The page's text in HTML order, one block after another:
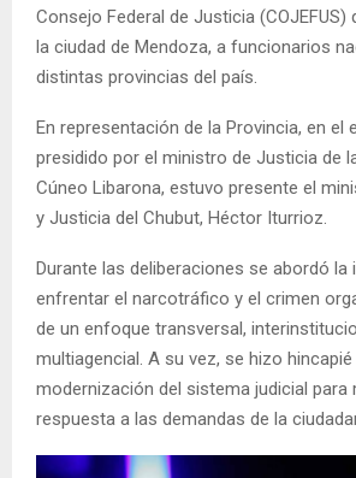
Consejo Federal de Justicia (COJEFUS)
la ciudad de Mendoza, a funcionarios
distintas provincias del país.
En representación de la Provincia, en el
presidido por el ministro de Justicia de
Cúneo Libarona, estuvo presente el
y Justicia del Chubut, Héctor Iturrioz.
Durante las deliberaciones se abordó la
enfrentar el narcotráfico y el crimen
de un enfoque transversal,
multiagencial. A su vez, se hizo hincapié
modernización del sistema judicial para
respuesta a las demandas de la